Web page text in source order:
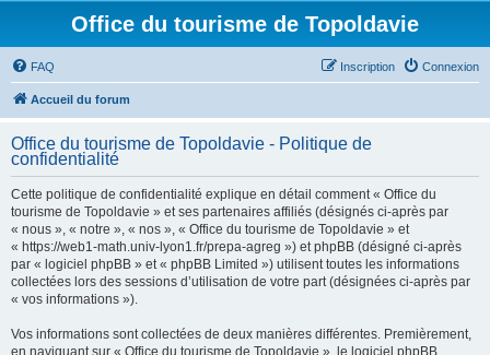
Office du tourisme de Topoldavie
FAQ Connexion
Inscription
Accueil du forum
Office du tourisme de Topoldavie - Politique de
confidentialité
Cette politique de confidentialité explique en détail comment « Office du
tourisme de Topoldavie » et ses partenaires affiliés (désignés ci-après par
« nous », « notre », « nos », « Office du tourisme de Topoldavie » et
« https://web1-math.univ-lyon1.fr/prepa-agreg ») et phpBB (désigné ci-après
par « logiciel phpBB » et « phpBB Limited ») utilisent toutes les informations
collectées lors des sessions d’utilisation de votre part (désignées ci-après par
« vos informations »).
Vos informations sont collectées de deux manières différentes. Premièrement,
en naviguant sur « Office du tourisme de Topoldavie », le logiciel phpBB